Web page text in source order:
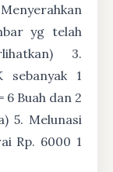
yg telah
3.
sebanyak 1
Buah dan 2
5. Melunasi
Rp. 6000 1